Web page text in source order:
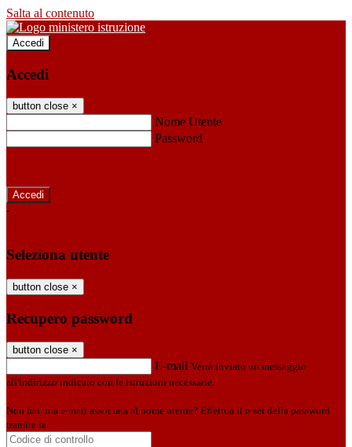
Salta al contenuto
Accedi
Accedi
button close ×
Nome Utente
Password
-
Seleziona utente
button close ×
Recupero password
button close ×
E-mail Verrà inviato un messaggio
all'indirizzo indicato con le istruzioni necessarie.
Non hai una e-mail associata al nome utente? Effettua il reset della password
tramite la